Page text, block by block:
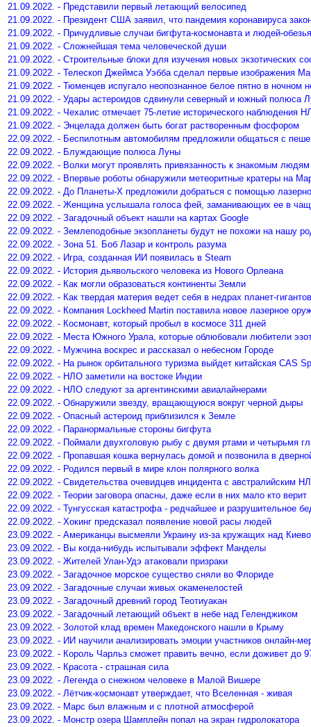
21.09.2022. - Представили первый летающий велосипед
21.09.2022. - Президент США заявил, что пандемия коронавируса
21.09.2022. - Причудливые случаи бигфута-космонавта и людей-
21.09.2022. - Сложнейшая тема человеческой души
21.09.2022. - Строительные блоки для изучения новых экзотических
21.09.2022. - Телескоп Джеймса Уэбба сделал первые изображения
21.09.2022. - Тюменцев испугало неопознанное белое пятно в ночном
21.09.2022. - Удары астероидов сдвинули северный и южный полюса
21.09.2022. - Чехалис отмечает 75-летие исторического наблюдения
21.09.2022. - Энцелада должен быть богат растворенным фосфором
22.09.2022. - Беспилотным автомобилям предложили общаться с
22.09.2022. - Блуждающие полюса Луны
22.09.2022. - Волки могут проявлять привязанность к знакомым людям
22.09.2022. - Впервые роботы обнаружили метеоритные кратеры на
22.09.2022. - До Планеты-Х предложили добраться с помощью
22.09.2022. - Женщина услышала голоса фей, заманивающих ее в
22.09.2022. - Загадочный объект нашли на картах Google
22.09.2022. - Землеподобные экзопланеты будут не похожи на нашу
22.09.2022. - Зона 51. Боб Лазар и контроль разума
22.09.2022. - Игра, созданная ИИ появилась в Steam
22.09.2022. - История дьявольского человека из Нового Орлеана
22.09.2022. - Как могли образоваться континенты Земли
22.09.2022. - Как твердая материя ведет себя в недрах планет-гигантов
22.09.2022. - Компания Lockheed Martin поставила новое лазерное
22.09.2022. - Космонавт, который пробыл в космосе 311 дней
22.09.2022. - Места Южного Урала, которые облюбовали любители
22.09.2022. - Мужчина воскрес и рассказал о небесном Городе
22.09.2022. - На рынок орбитального туризма выйдет китайская CAS
22.09.2022. - НЛО заметили на востоке Индии
22.09.2022. - НЛО следуют за аргентинскими авиалайнерами
22.09.2022. - Обнаружили звезду, вращающуюся вокруг черной дыры
22.09.2022. - Опасный астероид приблизился к Земле
22.09.2022. - Паранормальные стороны бигфута
22.09.2022. - Поймали двухголовую рыбу с двумя ртами и четырьмя
22.09.2022. - Пропавшая кошка вернулась домой и позвонила в
22.09.2022. - Родился первый в мире клон полярного волка
22.09.2022. - Свидетельства очевидцев инцидента с австралийским
22.09.2022. - Теории заговора опасны, даже если в них мало кто верит
22.09.2022. - Тунгусская катастрофа - редчайшее и разрушительное
22.09.2022. - Хокинг предсказал появление новой расы людей
23.09.2022. - Американцы высмеяли Украину из-за кружащих над
23.09.2022. - Вы когда-нибудь испытывали эффект Манделы
23.09.2022. - Жителей Улан-Удэ атаковали призраки
23.09.2022. - Загадочное морское существо сняли во Флориде
23.09.2022. - Загадочные случаи живых окаменелостей
23.09.2022. - Загадочный древний город Теотиуакан
23.09.2022. - Загадочный летающий объект в небе над Геленджиком
23.09.2022. - Золотой клад времен Македонского нашли в Крыму
23.09.2022. - ИИ научили анализировать эмоции участников онлайн-
23.09.2022. - Король Чарльз сможет править вечно, если доживет до
23.09.2022. - Красота - страшная сила
23.09.2022. - Легенда о снежном человеке в Малой Вишере
23.09.2022. - Лётчик-космонавт утверждает, что Вселенная - живая
23.09.2022. - Марс был влажным и с плотной атмосферой
23.09.2022. - Монстр озера Шамплейн попал на экран гидролокатора